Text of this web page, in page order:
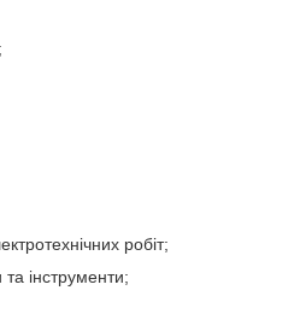
робіт;
та інструменти;